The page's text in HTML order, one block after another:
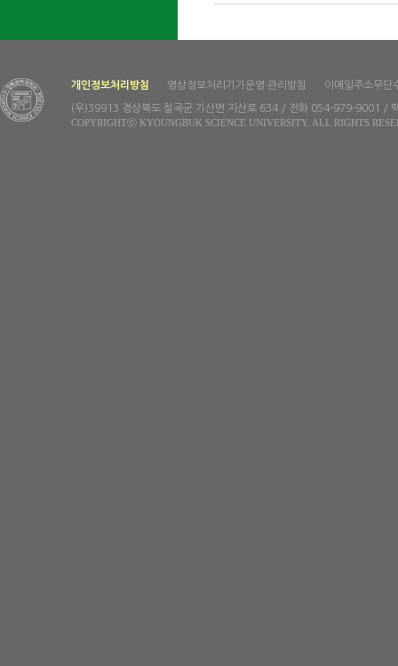
개인정보처리방침 영상정보처리기기운영·관리방침 이메일주소무단
(우)39913 경상북도 칠곡군 기산면 지산로 634 / 전화 054-979-9001 /
COPYRIGHTⓒ KYOUNGBUK SCIENCE UNIVERSITY. ALL RIGHTS